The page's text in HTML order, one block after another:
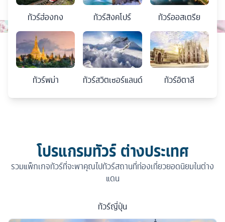
ทัวร์ฮ่องกง ทัวร์สิงคโปร์ ทัวร์ออสเตรีย
ทัวร์พม่า ทัวร์สวิตเซอร์แลนด์ ทัวร์อิตาลี
โปรแกรมทัวร์ ต่างประเทศ
รวมแพ็กเกจทัวร์ที่จะพาคุณไปทัวร์สถานที่ท่องเที่ยวยอดนิยมในต่าง
แดน
ทัวร์ญี่ปุ่น